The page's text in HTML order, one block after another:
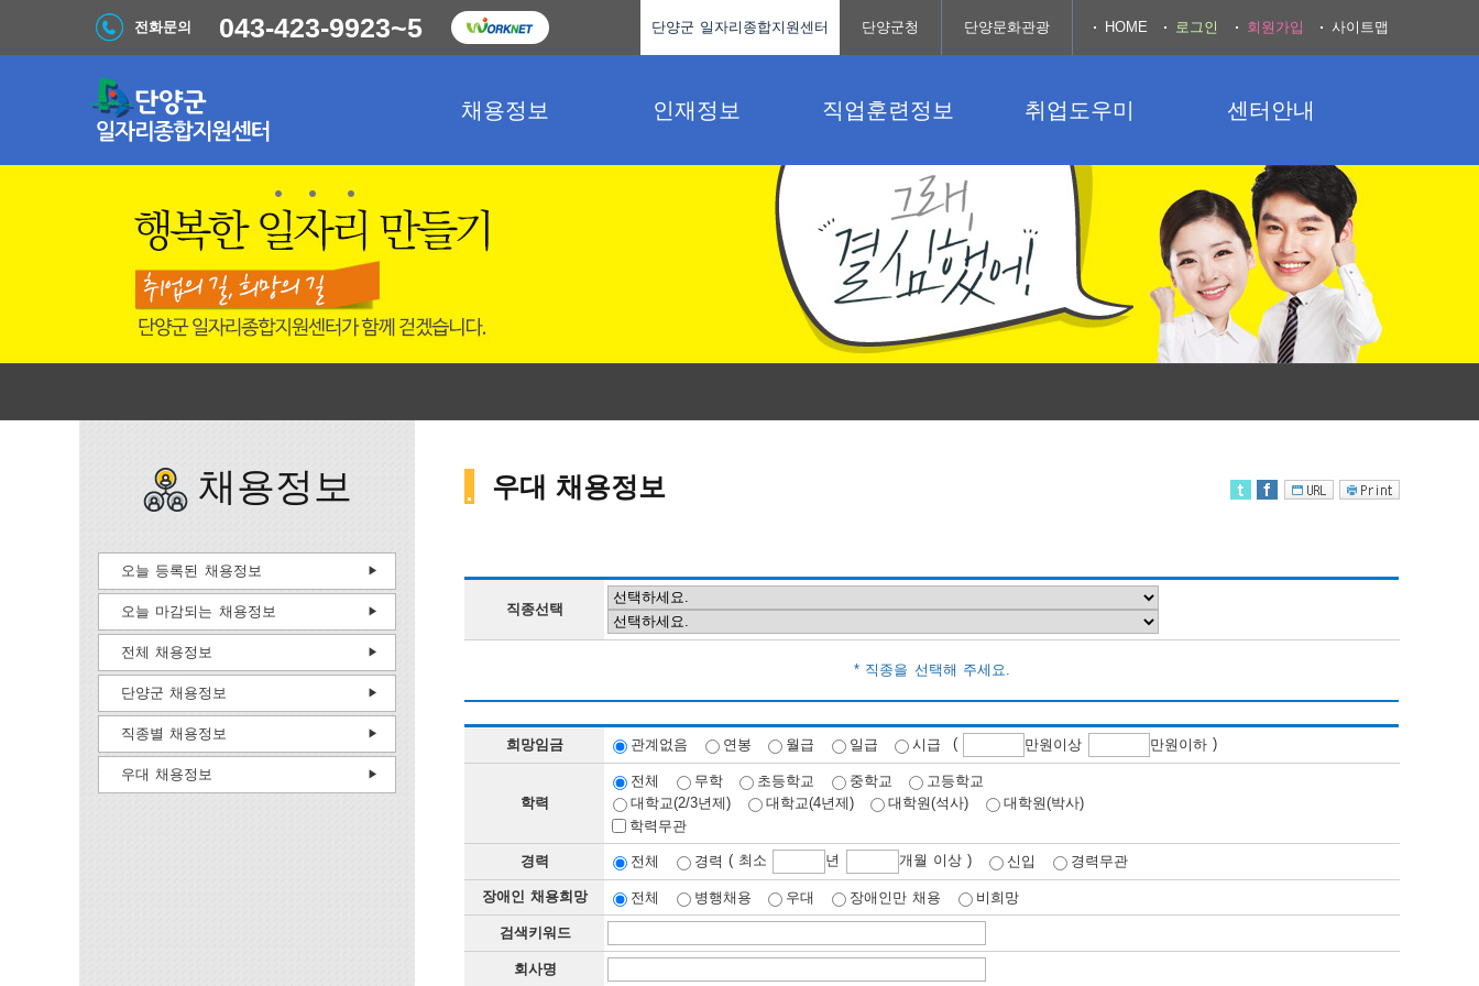
채용정보 인재정보 직업훈련정보 취업도우미 센터안내
전화문의 043-423-9923~5 단양군 일자리종합지원센터 단양군청 단양문화관광 HOME 로그인 회원가입 사이트맵
우대 채용정보
직종선택
* 직종을 선택해 주세요.
희망임금 관계없음 연봉 월급 일급 시급 ( 만원이상 만원이하 )
학력
전체 무학 초등학교 중학교
고등학교
대학교(2/3년제)
대학교(4년제) 대학원(석사)
대학원(박사)
학력무관
경력 전체 경력 ( 최소 년 개월 이상 ) 신입 경력무관
장애인 채용희망 전체 병행채용 우대 장애인만 채용 비희망
검색키워드
회사명
채용정보
오늘 등록된 채용정보
오늘 마감되는 채용정보
전체 채용정보
단양군 채용정보
직종별 채용정보
우대 채용정보